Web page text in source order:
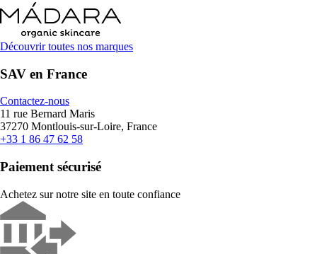
Découvrir toutes nos marques
SAV en France
Contactez-nous
11 rue Bernard Maris
37270 Montlouis-sur-Loire, France
+33 1 86 47 62 58
Paiement sécurisé
Achetez sur notre site en toute confiance